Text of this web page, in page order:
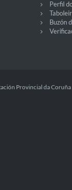
Perfil
Buzón
Provincial da Coruña